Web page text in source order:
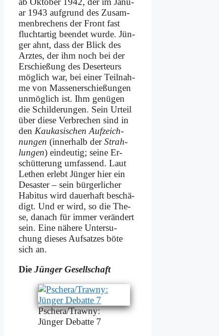
ar 1943 auf­grund des Zu­sam­
men­bre­chens der Front fast
flucht­ar­tig be­en­det wur­de. Jün­
ger ahnt, dass der Blick des
Arz­tes, der ihm noch bei der
Er­schie­ßung des De­ser­teurs
mög­lich war, bei ei­ner Teil­nah­
me von Mas­sen­er­schie­ßun­gen
un­mög­lich ist. Ihm ge­nü­gen
die Schil­de­run­gen. Sein Ur­teil
über die­se Ver­bre­chen sind in
den Kau­ka­si­schen Auf­zeich­
nun­gen (in­ner­halb derStrah­
lun­gen) ein­deu­tig; sei­ne Er­
schüt­te­rung um­fas­send. Laut
Le­then er­lebt Jün­ger hier ein
De­sa­ster – sein bür­ger­li­cher
Ha­bi­tus wird dau­er­haft be­schä­
digt. Und er wird, so die The­
se, da­nach für im­mer ver­än­dert
sein. Ei­ne nä­he­re Un­ter­su­
chung die­ses Auf­sat­zes bö­te
sich an.
Die Jün­ger Ge­sell­schaft
Pschera/Trawny:
Jün­ger De­bat­te 7